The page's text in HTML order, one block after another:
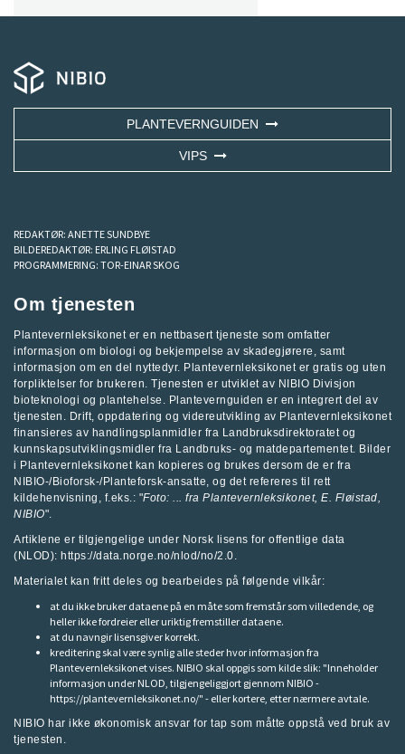
PLANTEVERNGUIDEN
VIPS
REDAKTØR: ANETTE SUNDBYE
BILDEREDAKTØR: ERLING FLØISTAD
PROGRAMMERING: TOR-EINAR SKOG
Om tjenesten
Plantevernleksikonet er en nettbasert tjeneste som omfatter
informasjon om biologi og bekjempelse av skadegjørere, samt
informasjon om en del nyttedyr. Plantevernleksikonet er gratis og uten
forpliktelser for brukeren. Tjenesten er utviklet av NIBIO Divisjon
bioteknologi og plantehelse . Plantevernguiden er en integrert del av
tjenesten. Drift, oppdatering og videreutvikling av Plantevernleksikonet
finansieres av handlingsplanmidler fra Landbruksdirektoratetog
kunnskapsutviklingsmidler fra Landbruks- og matdepartementet. Bilder
i Plantevernleksikonet kan kopieres og brukes dersom de er fra
NIBIO-/Bioforsk-/Planteforsk-ansatte, og det refereres til rett
kildehenvisning, f.eks.: "Foto: ... fra Plantevernleksikonet, E. Fløistad,
NIBIO".
Artiklene er tilgjengelige under Norsk lisens for offentlige data
(NLOD): https://data.norge.no/nlod/no/2.0.
Materialet kan fritt deles og bearbeides på følgende vilkår:
at du ikke bruker dataene på en måte som fremstår som villedende, og
heller ikke fordreier eller uriktig fremstiller dataene.
at du navngir lisensgiver korrekt.
kreditering skal være synlig alle steder hvor informasjon fra
Plantevernleksikonet vises. NIBIO skal oppgis som kilde slik: "Inneholder
informasjon under NLOD, tilgjengeliggjort gjennom NIBIO -
https://plantevernleksikonet.no/" - eller kortere, etter nærmere avtale.
NIBIO har ikke økonomisk ansvar for tap som måtte oppstå ved bruk av
tjenesten.